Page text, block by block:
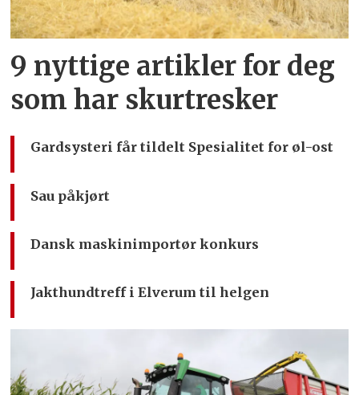
9 nyttige artikler for deg
som har skurtresker
Gardsysteri får tildelt Spesialitet for øl-ost
Sau påkjørt
Dansk maskinimportør konkurs
Jakthundtreff i Elverum til helgen